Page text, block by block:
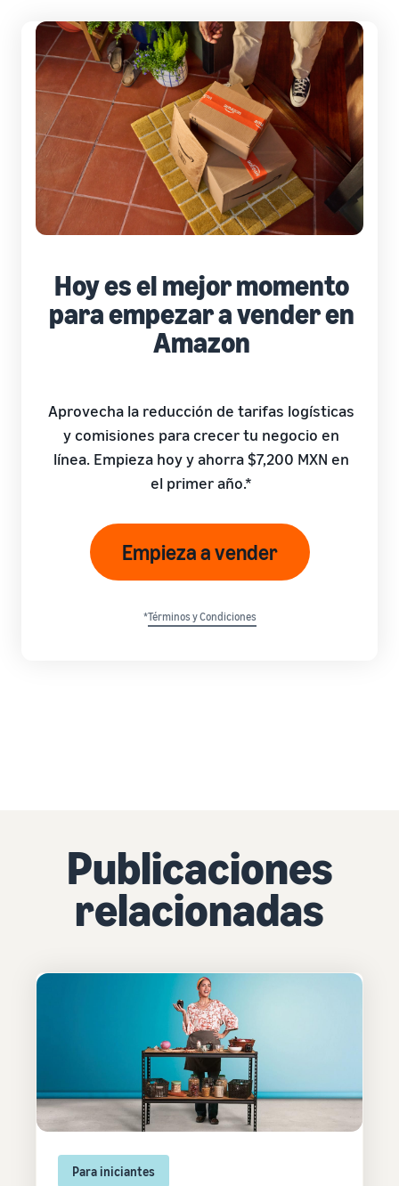
Hoy es el mejor momento
para empezar a vender en
Amazon
Aprovecha la reducción de tarifas logísticas
y comisiones para crecer tu negocio en
línea. Empieza hoy y ahorra $7,200 MXN en
el primer año.*
Empieza a vender
*Términos y Condiciones
Publicaciones
relacionadas
Para iniciantes